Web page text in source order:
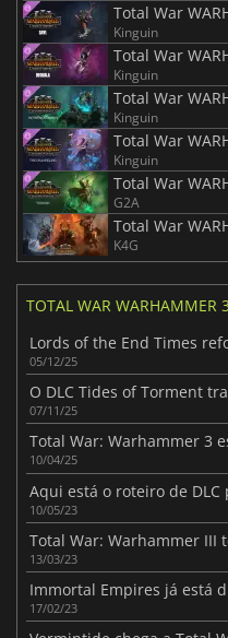
Kinguin
Kinguin
Kinguin
Kinguin
G2A
K4G
TOTAL WAR WARHAMMER
05/12/25
07/11/25
Total War: Warhammer 3
10/04/25
10/05/23
13/03/23
17/02/23